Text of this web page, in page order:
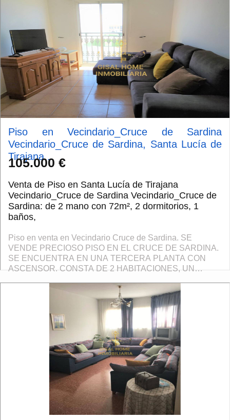
Piso en Vecindario_Cruce de Sardina
Vecindario_Cruce de Sardina, Santa Lucía de
Tirajana...
105.000 €
Venta de Piso en Santa Lucía de Tirajana
Vecindario_Cruce de Sardina Vecindario_Cruce de
Sardina: de 2 mano con 72m², 2 dormitorios, 1
baños,
Piso en venta en Vecindario Cruce de Sardina. SE
VENDE PRECIOSO PISO EN EL CRUCE DE SARDINA.
SE ENCUENTRA EN UNA TERCERA PLANTA CON
ASCENSOR. CONSTA DE 2 HABITACIONES, UN
COMPLETAMENTE AMUEBLADO. IMPORTANTE